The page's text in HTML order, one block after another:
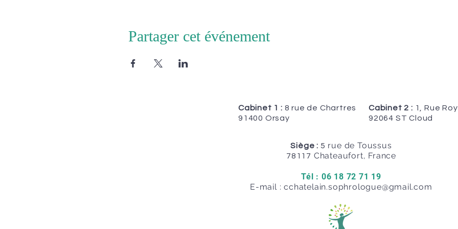
Partager cet événement
Cabinet 1 : 8 rue de Chartres
91400 Orsay
Cabinet 2 : 1, Rue
92064 ST Cloud
Siège : 5 rue de Toussus
78117 Chateaufort, France
Tél : 06 18 72 71 19
E-mail :cchatelain.sophrologue@gmail.com